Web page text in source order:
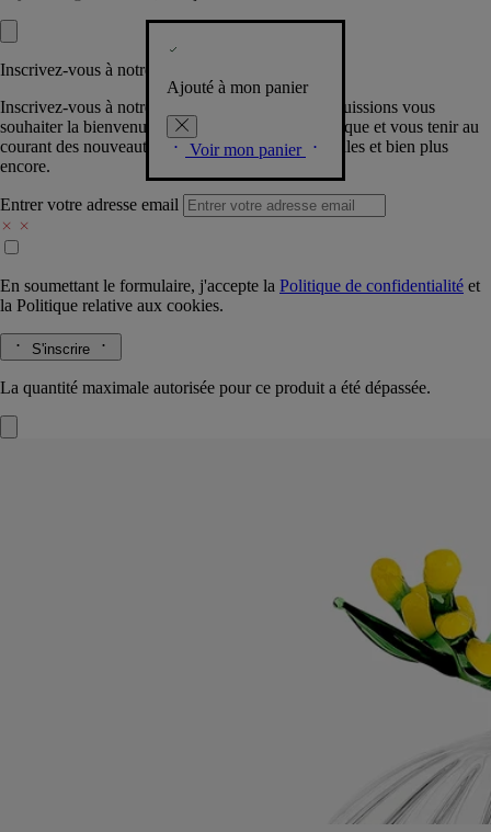
Ajouté à mon panier
Voir mon panier
Inscrivez-vous à notre Newsletter
Inscrivez-vous à notre newsletter pour que nous puissions vous
souhaiter la bienvenue dans la communauté Diptyque et vous tenir au
courant des nouveautés, événements, offres spéciales et bien plus
encore.
Entrer votre adresse email
En soumettant le formulaire, j'accepte la Politique de confidentialité et
la Politique relative aux cookies.
S'inscrire
La quantité maximale autorisée pour ce produit a été dépassée.
Confectionné par un maître verrier italien, ce couvercle, hommage aux
fleurs jaune d’or hivernales, protège les accents veloutés et ensoleillés
Imaginé pour couvrir la bougie du même nom, le couvercle Mimosa a
été dessiné par Sam Baron et fabriqué par Massimo Lunardon.
Hommage à l’Herbier des senteurs de la maison, à offrir ou à s’offrir.